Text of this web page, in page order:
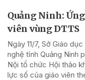
Quảng Ninh:
viên vùng DTTS
Ngày 11/7, Sở Giáo
nghệ tỉnh Quảng Ninh
Nội tổ chức Hội thảo
lực số của giáo viên